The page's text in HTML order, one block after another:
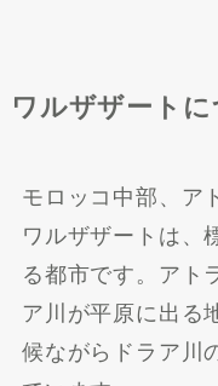
ワルザザートに
モロッコ中部、ア
ワルザザートは、
る都市です。アト
ア川が平原に出る
候ながらドラア川